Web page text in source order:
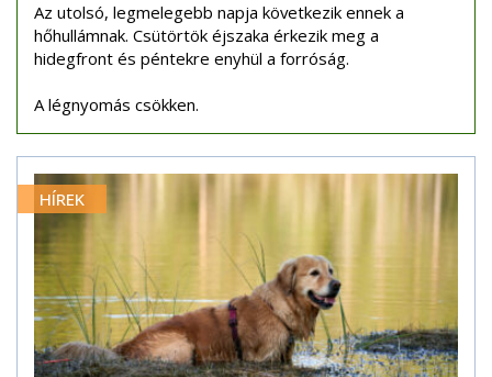
Az utolsó, legmelegebb napja következik ennek a
hőhullámnak. Csütörtök éjszaka érkezik meg a
hidegfront és péntekre enyhül a forróság.
A légnyomás csökken.
HÍREK